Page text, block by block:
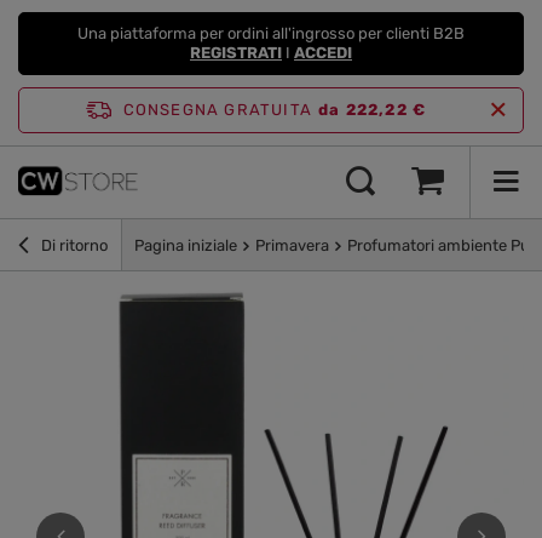
Una piattaforma per ordini all'ingrosso per clienti B2B
REGISTRATI I ACCEDI
CONSEGNA GRATUITA da 222,22 €
Di ritorno Pagina iniziale Primavera Profumatori ambiente